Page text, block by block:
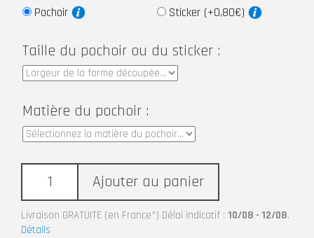
Pochoir Sticker (+0,80€)
Taille du pochoir ou du sticker :
Matière du pochoir :
Ajouter au panier
Livraison GRATUITE (en France*) Délai indicatif : 10/08 - 12/08.
Détails